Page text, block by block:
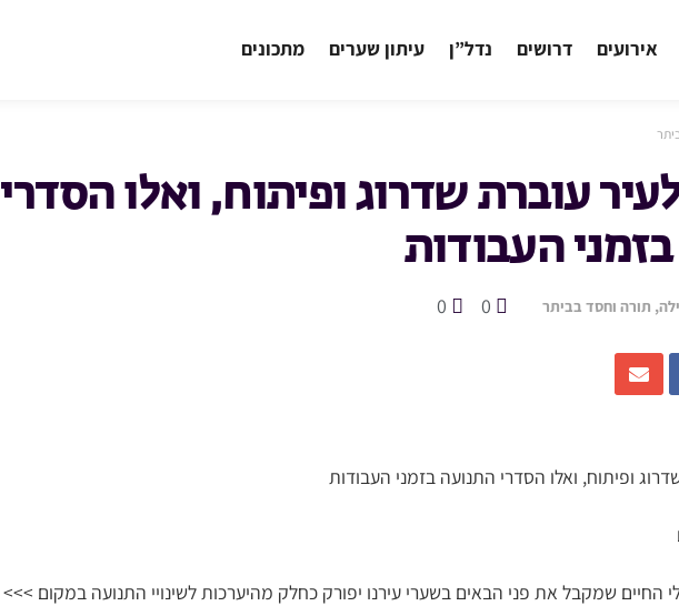
אירועים דרושים נדל”ן עיתון שערים מתכונים
עוברת שדרוג ופיתוח, ואלו הסדרי
העבודות
תורה וחסד בביתר 0
0
ופיתוח, ואלו הסדרי התנועה בזמני העבודות
החיים שמקבל את פני הבאים בשערי עירנו יפורק כחלק מהיערכות לשינויי התנועה במקום >>>